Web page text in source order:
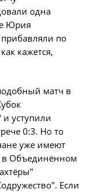
по
юношей
одна
Юрия
по
кажется,
матч в
уступили
0:3. Но то
уже имеют
в Объединённом
Если